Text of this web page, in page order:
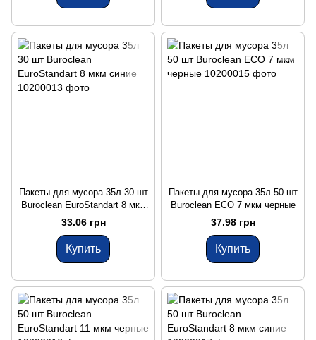
Пакеты для мусора 35л 30 шт
Buroclean EuroStandart 8 мкм
синие
33.06 грн
Купить
Пакеты для мусора 35л 50 шт
Buroclean ECO 7 мкм черные
37.98 грн
Купить